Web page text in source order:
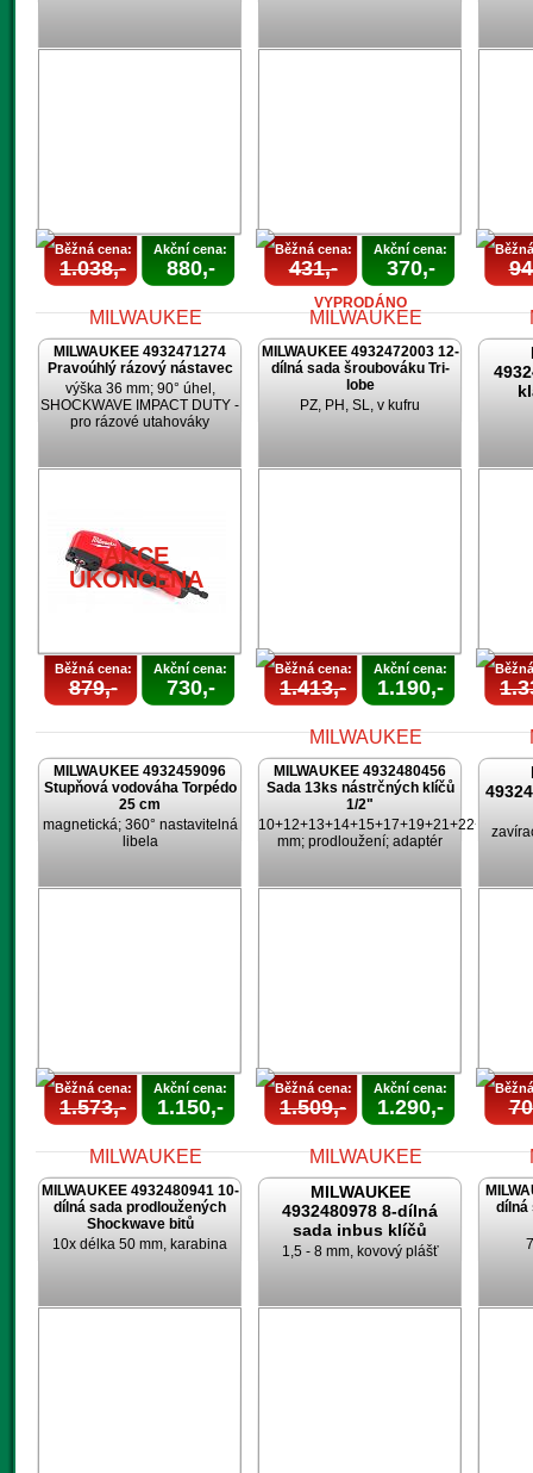
Běžná cena:
1.038,-
Akční cena:
880,-
Běžná cena:
431,-
Akční cena:
370,-
VYPRODÁNO
MILWAUKEE 4932471274
Pravoúhlý rázový nástavec
výška 36 mm; 90° úhel,
SHOCKWAVE IMPACT DUTY -
pro rázové utahováky
AKCE
UKONČENA
Běžná cena:
879,-
Akční cena:
730,-
MILWAUKEE 4932472003 12-
dílná sada šroubováku Tri-
lobe
PZ, PH, SL, v kufru
Běžná cena:
1.413,-
Akční cena:
1.190,-
MILWAUKEE 4932459096
Stupňová vodováha Torpédo
25 cm
magnetická; 360° nastavitelná
libela
Běžná cena:
1.573,-
Akční cena:
1.150,-
MILWAUKEE 4932480456
Sada 13ks nástrčných klíčů
1/2"
10+12+13+14+15+17+19+21+22+24
mm; prodloužení; adaptér
Běžná cena:
1.509,-
Akční cena:
1.290,-
MILWAUKEE 4932480941 10-
dílná sada prodloužených
Shockwave bitů
10x délka 50 mm, karabina
MILWAUKEE
4932480978 8-dílná
sada inbus klíčů
1,5 - 8 mm, kovový plášť
dílná